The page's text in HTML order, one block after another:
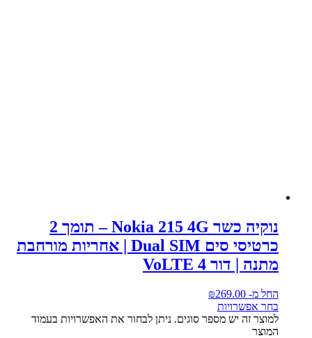
נוקיה כשר Nokia 215 4G – תומך 2
כרטיסי סים Dual SIM | אחריות מורחבת
מתנה | דור 4 VoLTE
החל מ- ₪269.00
בחר אפשרויות
למוצר זה יש מספר סוגים. ניתן לבחור את האפשרויות בעמוד
המוצר